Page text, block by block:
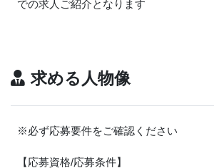
での求人ご紹介となります
求める人物像
※必ず応募要件をご確認ください
【応募資格/応募条件】